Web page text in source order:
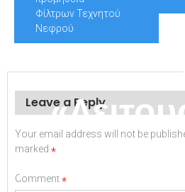
του
κινητής
Φίλτρων Τεχνητού
Νεφρού
Leave a Reply
Your email address will not be
marked *
Comment*